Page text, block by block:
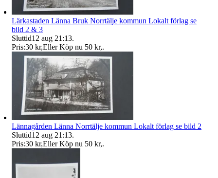
Lärkastaden Länna Bruk Norrtälje kommun Lokalt förlag se
bild 2 & 3
Sluttid12 aug 21:13.
Pris:30 kr,Eller Köp nu 50 kr,.
Lännagården Länna Norrtälje kommun Lokalt förlag se bild 2
Sluttid12 aug 21:13.
Pris:30 kr,Eller Köp nu 50 kr,.